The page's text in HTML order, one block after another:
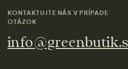
KONTAKTUJTE NÁS V PRÍPADE
OTÁZOK